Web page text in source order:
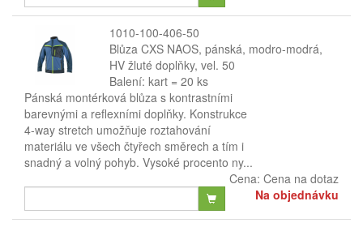
1010-100-406-50
Blůza CXS NAOS, pánská, modro-modrá,
HV žluté doplňky, vel. 50
Balení: kart = 20 ks
Pánská montérková blůza s kontrastními
barevnými a reflexními doplňky. Konstrukce
4-way stretch umožňuje roztahování
materiálu ve všech čtyřech směrech a tím i
snadný a volný pohyb. Vysoké procento ny...
Cena: Cena na dotaz
Na objednávku